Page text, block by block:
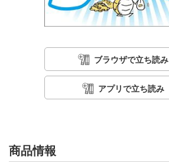
ブラウザで立ち読み
アプリで立ち読み
商品情報